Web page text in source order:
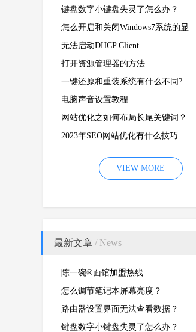
键盘数字小键盘失灵了怎么办？
怎么开启和关闭Windows7系统的显
卡硬件加速功能
无法启动DHCP Client
打开资源管理器的方法
一键还原和重装系统有什么不同?
电脑声音设置教程
网站优化之如何布局长尾关键词？
2023年SEO网站优化有什么技巧
VIEW MORE
最新文章 / News
陈一碗®面馆加盟热线
怎么调节笔记本屏幕亮度？
路由器设置界面无法查看数据？
键盘数字小键盘失灵了怎么办？